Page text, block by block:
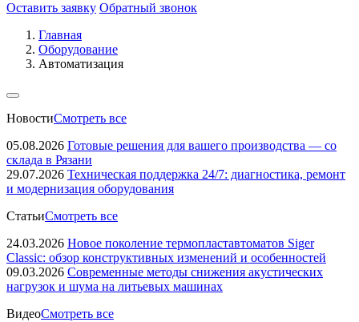
Оставить заявку Обратный звонок
Главная
Оборудование
Автоматизация
НовостиСмотреть все
05.08.2026 Готовые решения для вашего производства — со
склада в Рязани
29.07.2026 Техническая поддержка 24/7: диагностика, ремонт
и модернизация оборудования
СтатьиСмотреть все
24.03.2026 Новое поколение термопластавтоматов Siger
Classic: обзор конструктивных изменений и особенностей
09.03.2026 Современные методы снижения акустических
нагрузок и шума на литьевых машинах
ВидеоСмотреть все